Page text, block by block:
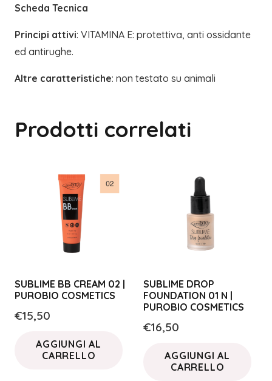
Scheda Tecnica
Principi attivi: VITAMINA E: protettiva, anti ossidante
ed antirughe.
Altre caratteristiche: non testato su animali
Prodotti correlati
SUBLIME BB CREAM 02 |
PUROBIO COSMETICS
€15,50
AGGIUNGI AL
CARRELLO
SUBLIME DROP
FOUNDATION 01 N |
PUROBIO COSMETICS
€16,50
AGGIUNGI AL
CARRELLO